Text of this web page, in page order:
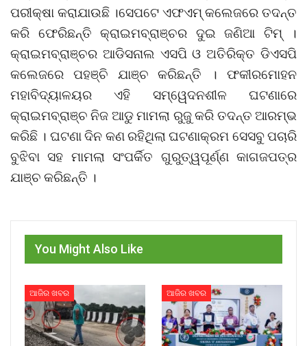
ପରୀକ୍ଷା କରାଯାଉଛି ।ସେପଟେ ଏଫଏମ୍‌ କଲେଜରେ ତଦନ୍ତ
କରି ଫେରିଛନ୍ତି କ୍ରାଇମବ୍ରାଞ୍ଚର ଦୁଇ ଜଣିଆ ଟିମ୍ ।
କ୍ରାଇମବ୍ରାଞ୍ଚର ଆଡିସନାଲ ଏସପି ଓ ଅତିରିକ୍ତ ଡିଏସପି
କଲେଜରେ ପହଞ୍ଚି ଯାଞ୍ଚ କରିଛନ୍ତି । ଫକୀରମୋହନ
ମହାବିଦ୍ୟାଳୟର ଏହି ସମ୍ୱେଦନଶୀଳ ଘଟଣାରେ
କ୍ରାଇମବ୍ରାଞ୍ଚ ନିଜ ଆଡୁ ମାମଲା ରୁଜୁ କରି ତଦନ୍ତ ଆରମ୍ଭ
କରିଛି । ଘଟଣା ଦିନ କଣ ରହିଥିଲା ଘଟଣାକ୍ରମ ସେସବୁ ପଚାରି
ବୁଝିବା ସହ ମାମଲା ସଂପର୍କିତ ଗୁରୁତ୍ୱପୂର୍ଣ୍ଣ କାଗଜପତ୍ର
ଯାଞ୍ଚ କରିଛନ୍ତି ।
You Might Also Like
ଆଜିର ଖବର ଆଜିର ଖବର